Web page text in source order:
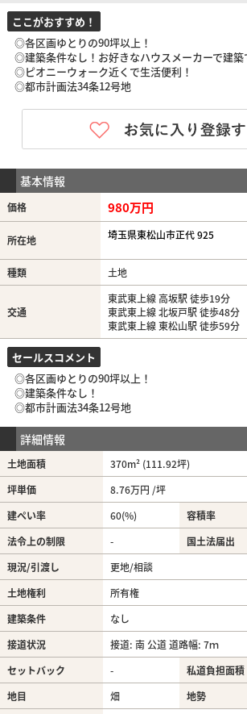
ここがおすすめ！
◎各区画ゆとりの90坪以上！
◎建築条件なし！お好きなハウスメーカーで建築
◎ピオニーウォーク近くで生活便利！
◎都市計画法34条12号地
基本情報
価格 980万円
所在地 埼玉県東松山市正代 925
種類 土地
交通
東武東上線 高坂駅 徒歩19分
東武東上線 北坂戸駅 徒歩48分
東武東上線 東松山駅 徒歩59分
セールスコメント
◎各区画ゆとりの90坪以上！
◎建築条件なし！
◎都市計画法34条12号地
詳細情報
土地面積
370m² (111.92坪)
坪単価
8.76万円 /坪
建ぺい率
60(%) 容積率
法令上の制限
- 国土法届出
現況/引渡し
更地/相談
土地権利
所有権
建築条件
なし
接道状況
接道: 南 公道 道路幅: 7ｍ
セットバック
- 私道負担面積
地目
畑 地勢